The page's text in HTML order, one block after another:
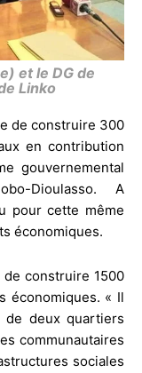
et le DG de
Linko
de construire 300
en contribution
gouvernemental
Dioulasso. A
pour cette même
économiques.
de construire 1500
économiques. « Il
de deux quartiers
communautaires
sociales